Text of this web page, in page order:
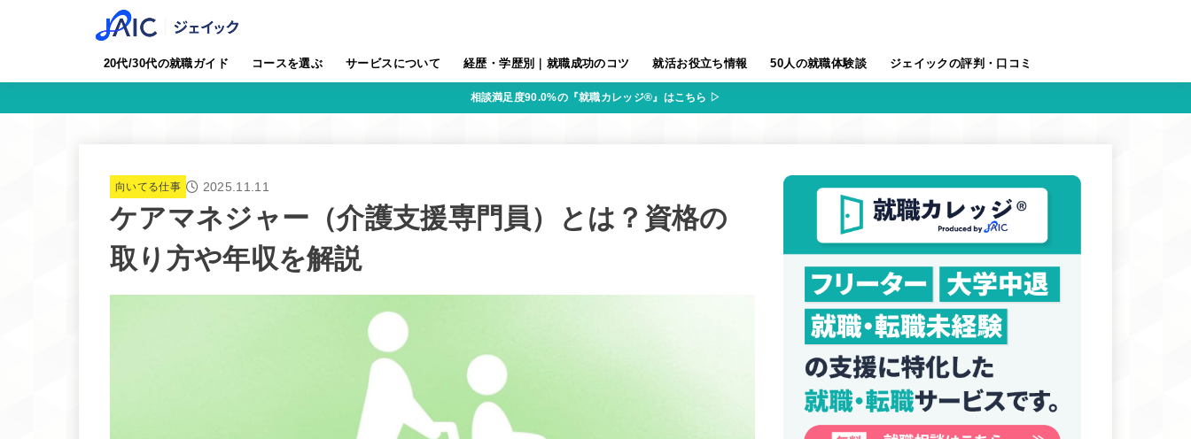
20代/30代の就職ガイド コースを選ぶ サービスについて 経歴・学歴別｜就職成功のコツ 就活お役立ち情報 50人の就職体験談 ジェイックの評判・口コミ
相談満足度90.0%の『就職カレッジ®』はこちら ▷
向いてる仕事 2025.11.11
ケアマネジャー（介護支援専門員）とは？資格の
取り方や年収を解説